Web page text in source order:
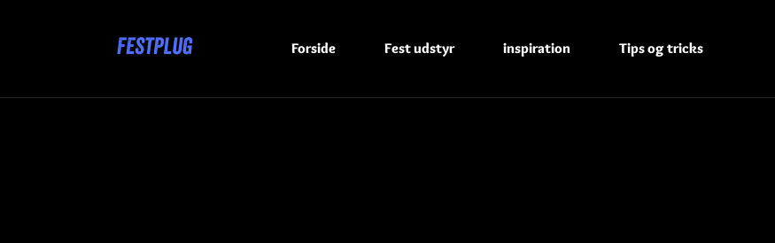
Forside Fest udstyr inspiration Tips og tricks